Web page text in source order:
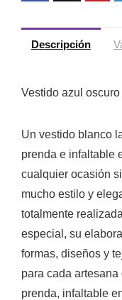
Descripción
Vestido azul
Un vestido blanco
prenda e infaltable
cualquier ocasión
mucho estilo y
totalmente
especial, su
formas, diseños y
para cada
prenda, infaltable